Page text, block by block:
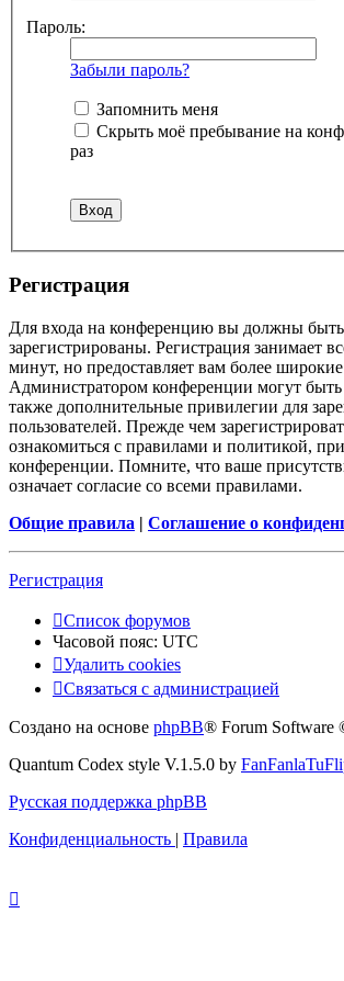
Пароль:
Забыли пароль?
Запомнить меня
Скрыть моё пребывание на
раз
Регистрация
Для входа на конференцию вы должны быть
зарегистрированы. Регистрация занимает
минут, но предоставляет вам более
Администратором конференции могут
также дополнительные привилегии для
пользователей. Прежде чем
ознакомиться с правилами и политикой,
конференции. Помните, что ваше
означает согласие со всеми правилами.
Общие правила | Соглашение о
Регистрация
Список форумов
Часовой пояс: UTC
Удалить cookies
Связаться с администрацией
Создано на основе phpBB® Forum Software
Quantum Codex style V.1.5.0 by
Русская поддержка phpBB
Конфиденциальность | Правила